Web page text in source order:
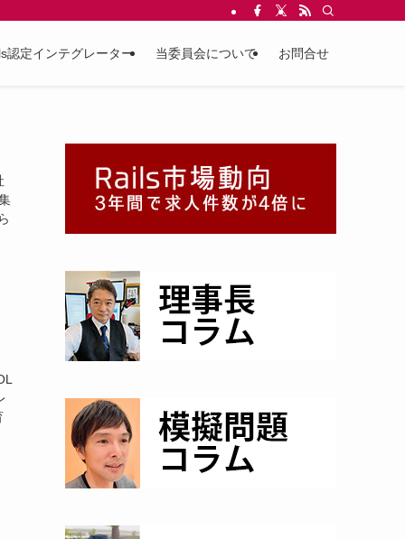
認定インテグレーター 当委員会について お問合せ